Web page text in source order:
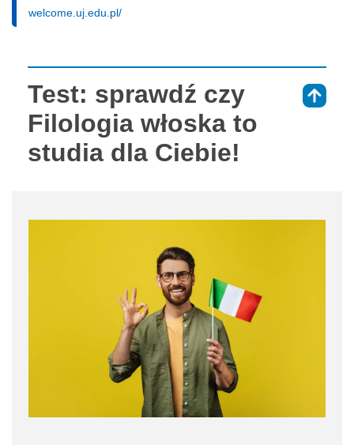
welcome.uj.edu.pl/
Test: sprawdź czy
Filologia włoska to
studia dla Ciebie!